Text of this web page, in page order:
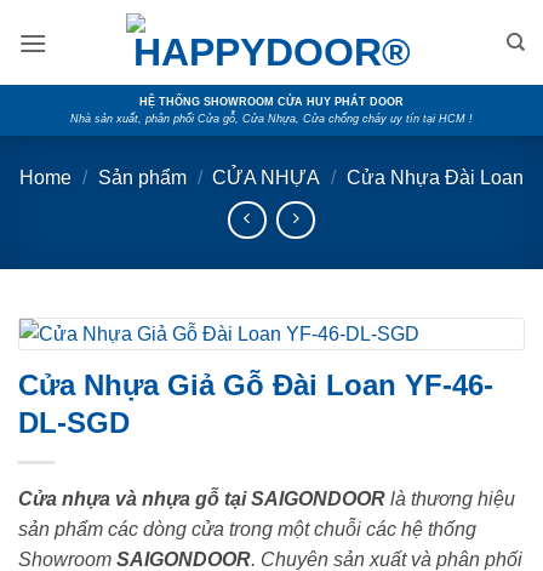
HỆ THỐNG SHOWROOM CỬA HUY PHÁT DOOR
Nhà sản xuất, phân phối Cửa gỗ, Cửa Nhựa, Cửa chống cháy uy tín tại HCM !
Home / Sản phẩm / CỬA NHỰA / Cửa Nhựa Đài Loan
Cửa Nhựa Giả Gỗ Đài Loan YF-46-
DL-SGD
Cửa nhựa và nhựa gỗ tại SAIGONDOOR là thương hiệu
sản phẩm các dòng cửa trong một chuỗi các hệ thống
Showroom SAIGONDOOR. Chuyên sản xuất và phân phối